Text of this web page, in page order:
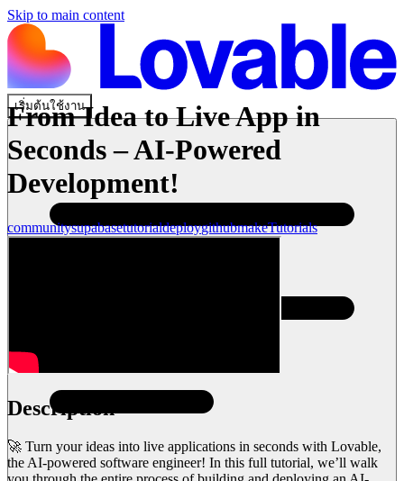
Skip to main content
เริ่มต้นใช้งาน
From Idea to Live App in
Seconds – AI-Powered
Development!
communitysupabasetutorialdeploygithubmakeTutorials
Description
🚀 Turn your ideas into live applications in seconds with Lovable,
the AI-powered software engineer! In this full tutorial, we’ll walk